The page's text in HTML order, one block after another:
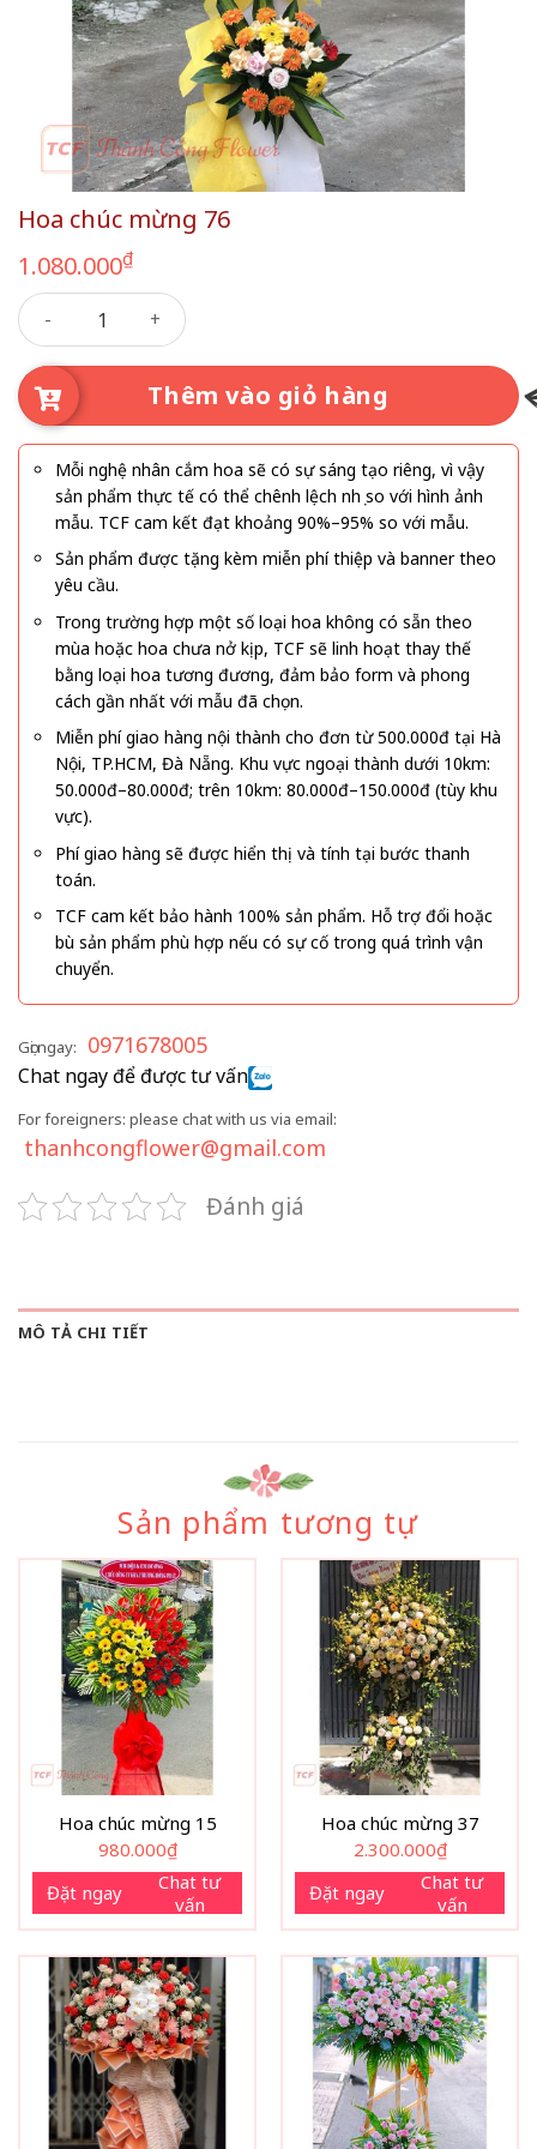
Hoa chúc mừng 76
1.080.000₫
Hoa chúc mừng 76 số lượng
Thêm vào giỏ hàng
Mỗi nghệ nhân cắm hoa sẽ có sự sáng tạo riêng, vì vậy
sản phẩm thực tế có thể chênh lệch nhẹ so với hình ảnh
mẫu. TCF cam kết đạt khoảng 90%–95% so với mẫu.
Sản phẩm được tặng kèm miễn phí thiệp và banner theo
yêu cầu.
Trong trường hợp một số loại hoa không có sẵn theo
mùa hoặc hoa chưa nở kịp, TCF sẽ linh hoạt thay thế
bằng loại hoa tương đương, đảm bảo form và phong
cách gần nhất với mẫu đã chọn.
Miễn phí giao hàng nội thành cho đơn từ 500.000đ tại Hà
Nội, TP.HCM, Đà Nẵng. Khu vực ngoại thành dưới 10km:
50.000đ–80.000đ; trên 10km: 80.000đ–150.000đ (tùy khu
vực).
Phí giao hàng sẽ được hiển thị và tính tại bước thanh
toán.
TCF cam kết bảo hành 100% sản phẩm. Hỗ trợ đổi hoặc
bù sản phẩm phù hợp nếu có sự cố trong quá trình vận
chuyển.
Gọi ngay: 0971678005
Chat ngay để được tư vấn
For foreigners: please chat with us via email:
thanhcongflower@gmail.com
Đánh giá
MÔ TẢ CHI TIẾT
Sản phẩm tương tự
Hoa chúc mừng 15
980.000₫
Đặt ngay
Chat tư
vấn
Hoa chúc mừng 37
2.300.000₫
Đặt ngay
Chat tư
vấn